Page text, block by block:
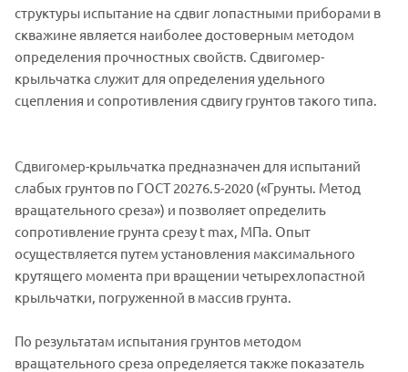
структуры испытание на сдвиг лопастными приборами в
скважине является наиболее достоверным методом
определения прочностных свойств. Сдвигомер-
крыльчатка служит для определения удельного
сцепления и сопротивления сдвигу грунтов такого типа.
Сдвигомер-крыльчатка предназначен для испытаний
слабых грунтов по ГОСТ 20276.5-2020 («Грунты. Метод
вращательного среза») и позволяет определить
сопротивление грунта срезу t max, МПа. Опыт
осуществляется путем установления максимального
крутящего момента при вращении четырехлопастной
крыльчатки, погруженной в массив грунта.
По результатам испытания грунтов методом
вращательного среза определяется также показатель